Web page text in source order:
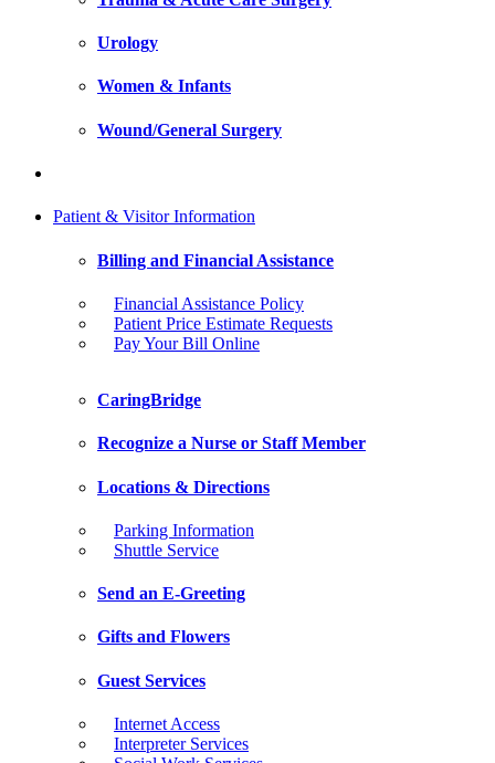
Urology
Women & Infants
Wound/General Surgery
Patient & Visitor Information
Billing and Financial Assistance
Financial Assistance Policy
Patient Price Estimate Requests
Pay Your Bill Online
CaringBridge
Recognize a Nurse or Staff Member
Locations & Directions
Parking Information
Shuttle Service
Send an E-Greeting
Gifts and Flowers
Guest Services
Internet Access
Interpreter Services